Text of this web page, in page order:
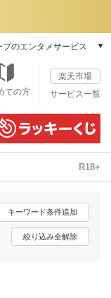
プのエンタメサービス
ーム/CD/DVD
ックス
書籍
読み放題
ュージック
配信
配信ガイド
ての方
楽天市場
サービス一覧
R18+
キーワード条件追加
絞り込み全解除